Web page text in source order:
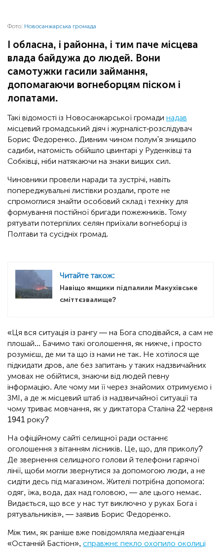
Фото: Новосанжарська громада
І обласна, і районна, і тим паче місцева
влада байдужа до людей. Вони
самотужки гасили займання,
допомагаючи вогнеборцям піском і
лопатами.
Такі відомості із Новосанжарської громади надав
місцевий громадський діяч і журналіст-розслідувач
Борис Федоренко. Дивним чином полум'я знищило
садиби, натомість обійшло цвинтарі у Руденківці та
Собківці, ніби натякаючи на знаки вищих сил.
Чиновники провели наради та зустрічі, навіть
попереджувальні листівки роздали, проте не
спромоглися знайти особовий склад і техніку для
формування постійної бригади пожежників. Тому
рятувати потерпілих селян приїхали вогнеборці із
Полтави та сусідніх громад.
Читайте також:
Навіщо ямщики підпалили Макухівське
сміттєзвалище?
«Ця вся ситуація із рангу — на Бога сподівайся, а сам не
плошай... Бачимо такі оголошення, як нижче, і просто
розумієш, де ми та що із нами не так. Не хотілося ще
підкидати дров, але без запитань у таких надзвичайних
умовах не обійтися, знаючи від людей певну
інформацію. Але чому ми її через знайомих отримуємо і
ЗМІ, а де ж місцевий штаб із надзвичайної ситуації та
чому триває мовчання, як у диктатора Сталіна 22 червня
1941 року?
На офіційному сайті селищної ради останнє
оголошення з вітанням лісників. Це, що, для приколу?
Де звернення селищного голови й телефони гарячої
лінії, щоби могли звернутися за допомогою люди, а не
сидіти десь під магазином. Жителі потрібна допомога:
одяг, їжа, вода, дах над головою, — але цього немає.
Видається, що все у нас тут виключно у руках Бога і
рятувальників», — заявив Борис Федоренко.
Між тим, як раніше вже повідомляла медіаагенція
«Останній Бастіон», справжнє пекло охопило околиці